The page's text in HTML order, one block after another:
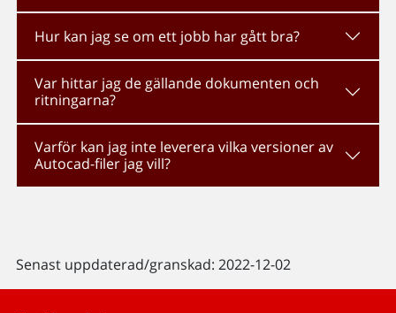
Hur kan jag se om ett jobb har gått bra?
Var hittar jag de gällande dokumenten och
ritningarna?
Varför kan jag inte leverera vilka versioner av
Autocad-filer jag vill?
Senast uppdaterad/granskad: 2022-12-02